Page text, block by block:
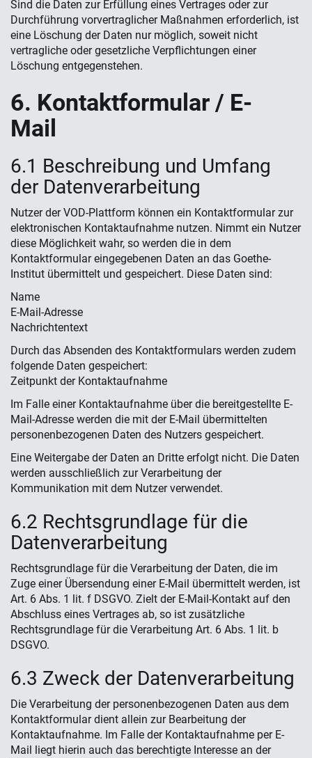
Sind die Daten zur Erfüllung eines Vertrages oder zur
Durchführung vorvertraglicher Maßnahmen erforderlich, ist
eine Löschung der Daten nur möglich, soweit nicht
vertragliche oder gesetzliche Verpflichtungen einer
Löschung entgegenstehen.
6. Kontaktformular / E-
Mail
6.1 Beschreibung und Umfang
der Datenverarbeitung
Nutzer der VOD-Plattform können ein Kontaktformular zur
elektronischen Kontaktaufnahme nutzen. Nimmt ein Nutzer
diese Möglichkeit wahr, so werden die in dem
Kontaktformular eingegebenen Daten an das Goethe-
Institut übermittelt und gespeichert. Diese Daten sind:
Name
E-Mail-Adresse
Nachrichtentext
Durch das Absenden des Kontaktformulars werden zudem
folgende Daten gespeichert:
Zeitpunkt der Kontaktaufnahme
Im Falle einer Kontaktaufnahme über die bereitgestellte E-
Mail-Adresse werden die mit der E-Mail übermittelten
personenbezogenen Daten des Nutzers gespeichert.
Eine Weitergabe der Daten an Dritte erfolgt nicht. Die Daten
werden ausschließlich zur Verarbeitung der
Kommunikation mit dem Nutzer verwendet.
6.2 Rechtsgrundlage für die
Datenverarbeitung
Rechtsgrundlage für die Verarbeitung der Daten, die im
Zuge einer Übersendung einer E-Mail übermittelt werden, ist
Art. 6 Abs. 1 lit. f DSGVO. Zielt der E-Mail-Kontakt auf den
Abschluss eines Vertrages ab, so ist zusätzliche
Rechtsgrundlage für die Verarbeitung Art. 6 Abs. 1 lit. b
DSGVO.
6.3 Zweck der Datenverarbeitung
Die Verarbeitung der personenbezogenen Daten aus dem
Kontaktformular dient allein zur Bearbeitung der
Kontaktaufnahme. Im Falle der Kontaktaufnahme per E-
Mail liegt hierin auch das berechtigte Interesse an der